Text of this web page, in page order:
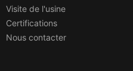
Visite de l'usine
Certifications
Nous contacter